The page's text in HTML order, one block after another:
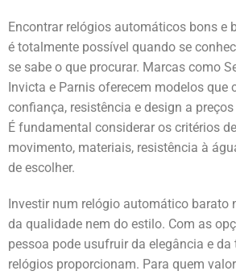
Encontrar relógios automáticos bons e
é totalmente possível quando se
se sabe o que procurar. Marcas como
Invicta e Parnis oferecem modelos que
confiança, resistência e design a
É fundamental considerar os critérios
movimento, materiais, resistência à
de escolher.
Investir num relógio automático barato
da qualidade nem do estilo. Com as
pessoa pode usufruir da elegância e
relógios proporcionam. Para quem